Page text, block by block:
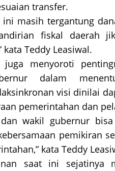
transfer.
ini masih tergantung
fiskal daerah
Teddy Leasiwal.
menyoroti
dalam
visi dinilai
pemerintahan dan
wakil gubernur
pemikiran
kata Teddy
saat ini sejatinya